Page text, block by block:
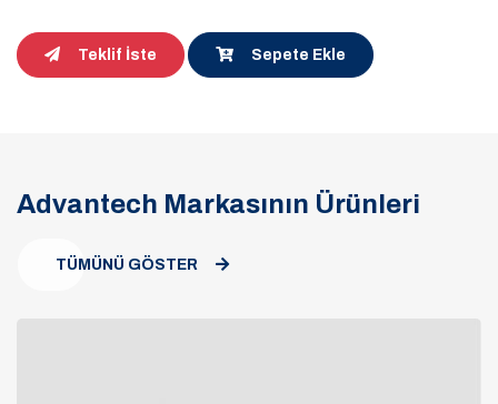
Teklif İste Sepete Ekle
Advantech Markasının Ürünleri
TÜMÜNÜ GÖSTER